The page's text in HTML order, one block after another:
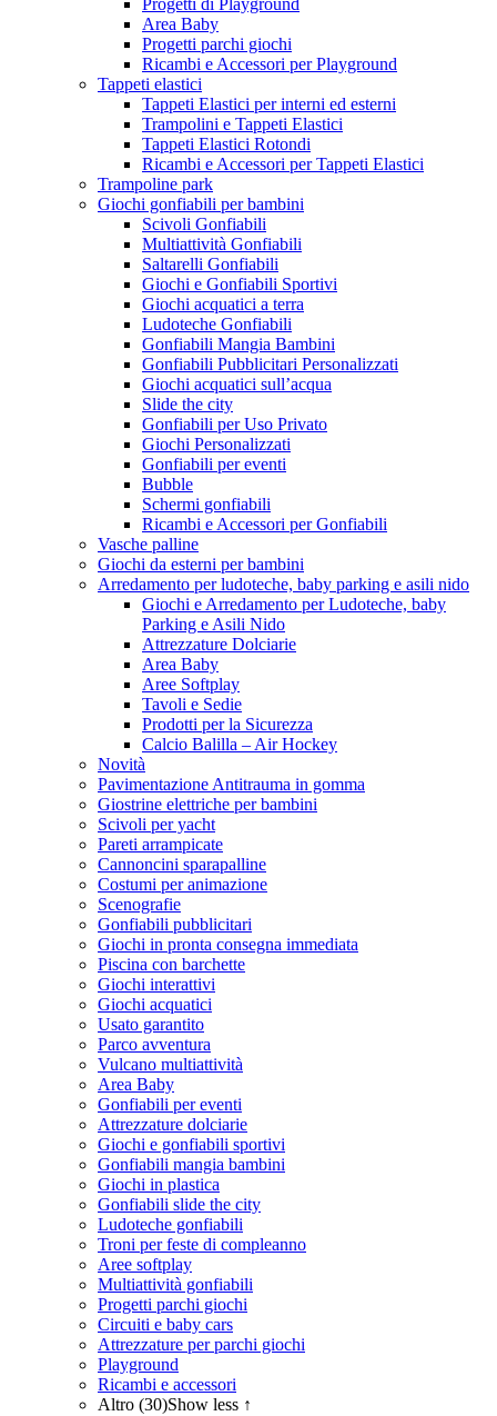
Progetti di Playground
Area Baby
Progetti parchi giochi
Ricambi e Accessori per Playground
Tappeti elastici
Tappeti Elastici per interni ed esterni
Trampolini e Tappeti Elastici
Tappeti Elastici Rotondi
Ricambi e Accessori per Tappeti Elastici
Trampoline park
Giochi gonfiabili per bambini
Scivoli Gonfiabili
Multiattività Gonfiabili
Saltarelli Gonfiabili
Giochi e Gonfiabili Sportivi
Giochi acquatici a terra
Ludoteche Gonfiabili
Gonfiabili Mangia Bambini
Gonfiabili Pubblicitari Personalizzati
Giochi acquatici sull’acqua
Slide the city
Gonfiabili per Uso Privato
Giochi Personalizzati
Gonfiabili per eventi
Bubble
Schermi gonfiabili
Ricambi e Accessori per Gonfiabili
Vasche palline
Giochi da esterni per bambini
Arredamento per ludoteche, baby parking e asili nido
Giochi e Arredamento per Ludoteche, baby
Parking e Asili Nido
Attrezzature Dolciarie
Area Baby
Aree Softplay
Tavoli e Sedie
Prodotti per la Sicurezza
Calcio Balilla – Air Hockey
Novità
Pavimentazione Antitrauma in gomma
Giostrine elettriche per bambini
Scivoli per yacht
Pareti arrampicate
Cannoncini sparapalline
Costumi per animazione
Scenografie
Gonfiabili pubblicitari
Giochi in pronta consegna immediata
Piscina con barchette
Giochi interattivi
Giochi acquatici
Usato garantito
Parco avventura
Vulcano multiattività
Area Baby
Gonfiabili per eventi
Attrezzature dolciarie
Giochi e gonfiabili sportivi
Gonfiabili mangia bambini
Giochi in plastica
Gonfiabili slide the city
Ludoteche gonfiabili
Troni per feste di compleanno
Aree softplay
Multiattività gonfiabili
Progetti parchi giochi
Circuiti e baby cars
Attrezzature per parchi giochi
Playground
Ricambi e accessori
Altro (30)Show less ↑